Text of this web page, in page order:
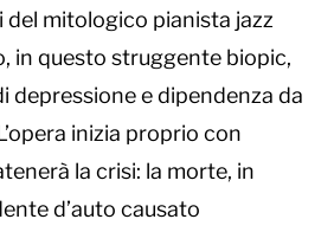
del mitologico pianista jazz
in questo struggente biopic,
depressione e dipendenza da
inizia proprio con
la crisi: la morte, in
d’auto causato